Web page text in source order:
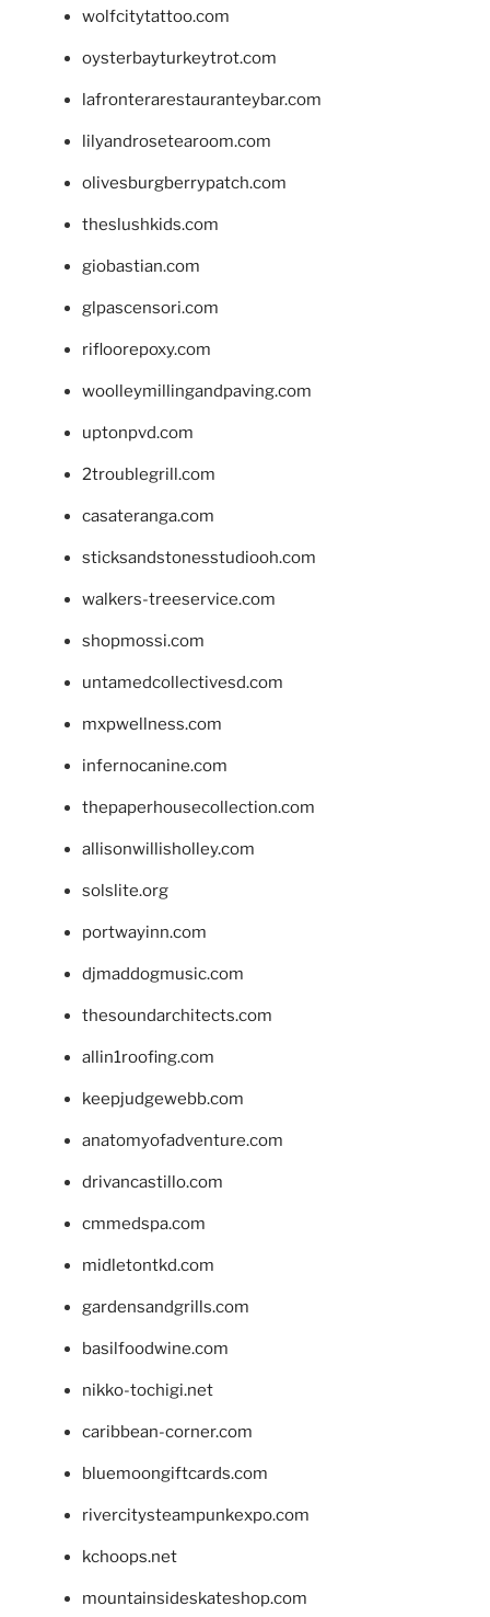
wolfcitytattoo.com
oysterbayturkeytrot.com
lafronterarestauranteybar.com
lilyandrosetearoom.com
olivesburgberrypatch.com
theslushkids.com
giobastian.com
glpascensori.com
rifloorepoxy.com
woolleymillingandpaving.com
uptonpvd.com
2troublegrill.com
casateranga.com
sticksandstonesstudiooh.com
walkers-treeservice.com
shopmossi.com
untamedcollectivesd.com
mxpwellness.com
infernocanine.com
thepaperhousecollection.com
allisonwillisholley.com
solslite.org
portwayinn.com
djmaddogmusic.com
thesoundarchitects.com
allin1roofing.com
keepjudgewebb.com
anatomyofadventure.com
drivancastillo.com
cmmedspa.com
midletontkd.com
gardensandgrills.com
basilfoodwine.com
nikko-tochigi.net
caribbean-corner.com
bluemoongiftcards.com
rivercitysteampunkexpo.com
kchoops.net
mountainsideskateshop.com